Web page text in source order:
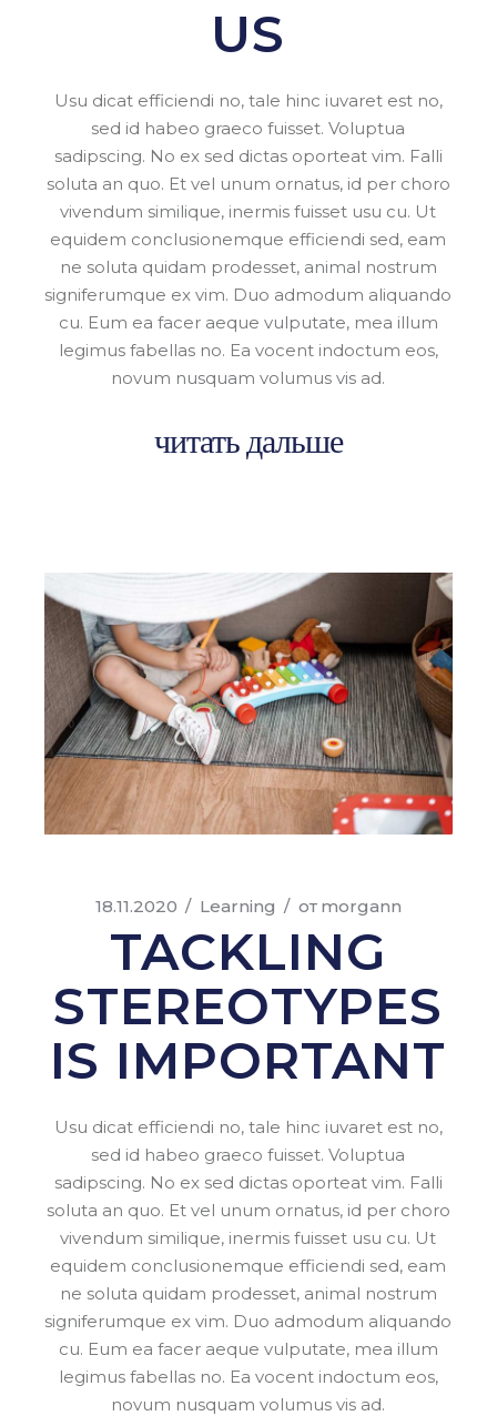
US
Usu dicat efficiendi no, tale hinc iuvaret est no,
sed id habeo graeco fuisset. Voluptua
sadipscing. No ex sed dictas oporteat vim. Falli
soluta an quo. Et vel unum ornatus, id per choro
vivendum similique, inermis fuisset usu cu. Ut
equidem conclusionemque efficiendi sed, eam
ne soluta quidam prodesset, animal nostrum
signiferumque ex vim. Duo admodum aliquando
cu. Eum ea facer aeque vulputate, mea illum
legimus fabellas no. Ea vocent indoctum eos,
novum nusquam volumus vis ad.
читать дальше
18.11.2020 Learning от morgann
TACKLING
STEREOTYPES
IS IMPORTANT
Usu dicat efficiendi no, tale hinc iuvaret est no,
sed id habeo graeco fuisset. Voluptua
sadipscing. No ex sed dictas oporteat vim. Falli
soluta an quo. Et vel unum ornatus, id per choro
vivendum similique, inermis fuisset usu cu. Ut
equidem conclusionemque efficiendi sed, eam
ne soluta quidam prodesset, animal nostrum
signiferumque ex vim. Duo admodum aliquando
cu. Eum ea facer aeque vulputate, mea illum
legimus fabellas no. Ea vocent indoctum eos,
novum nusquam volumus vis ad.